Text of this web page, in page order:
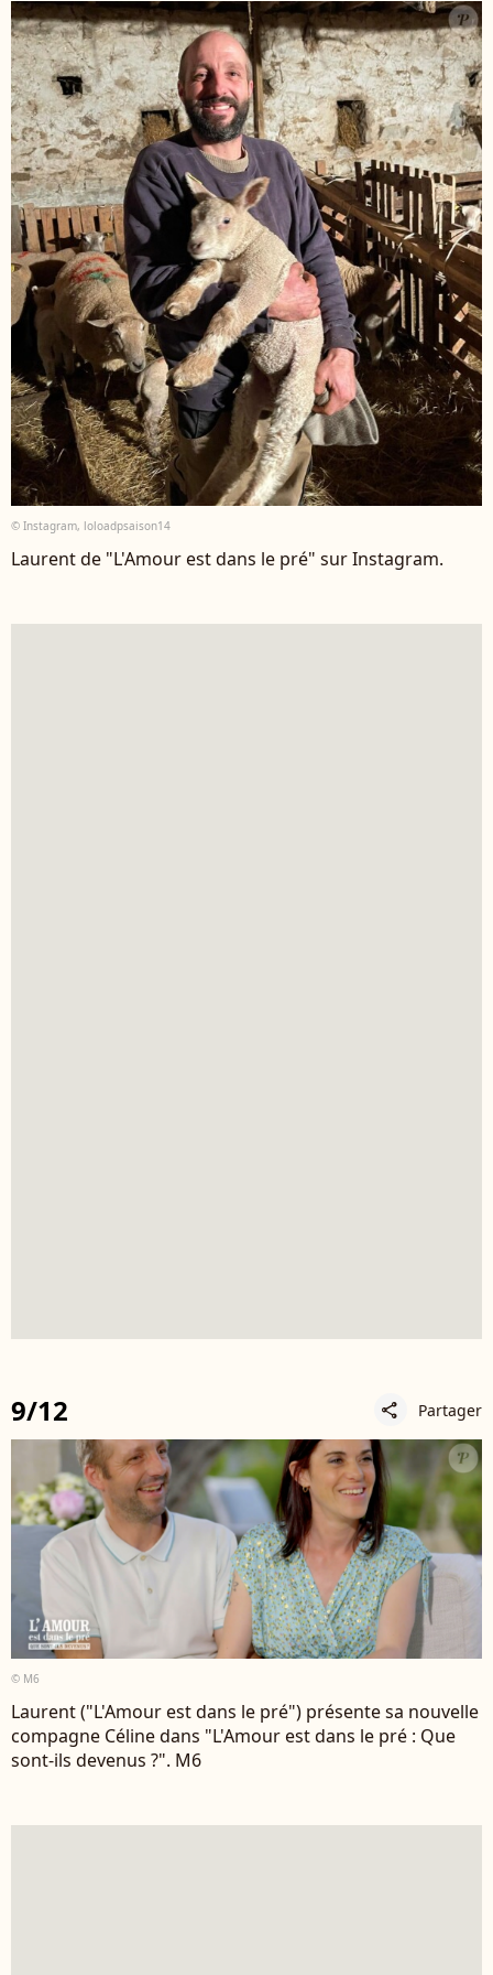
© Instagram, loloadpsaison14
Laurent de "L'Amour est dans le pré" sur Instagram.
9/12 share Partager
© M6
Laurent ("L'Amour est dans le pré") présente sa nouvelle
compagne Céline dans "L'Amour est dans le pré : Que
sont-ils devenus ?". M6